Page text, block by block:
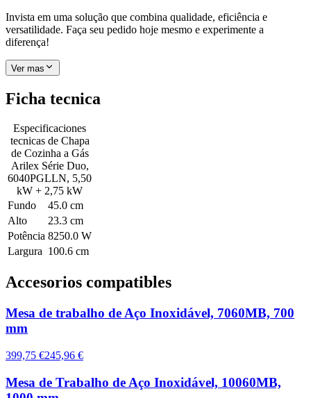
Invista em uma solução que combina qualidade, eficiência e
versatilidade. Faça seu pedido hoje mesmo e experimente a
diferença!
Ver mas
Ficha tecnica
Especificaciones
tecnicas de Chapa
de Cozinha a Gás
Arilex Série Duo,
6040PGLLN, 5,50
kW + 2,75 kW
Fundo
45.0 cm
Alto
23.3 cm
Potência 8250.0 W
Largura 100.6 cm
Accesorios compatibles
Mesa de trabalho de Aço Inoxidável, 7060MB, 700
mm
399,75 €245,96 €
Mesa de Trabalho de Aço Inoxidável, 10060MB,